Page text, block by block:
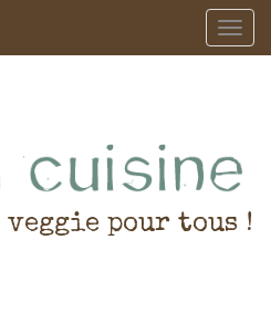
pour tous !